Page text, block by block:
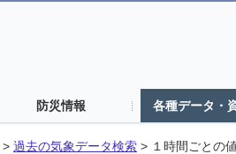
防災情報 各種データ・
> 過去の気象データ検索 > １時間ごとの